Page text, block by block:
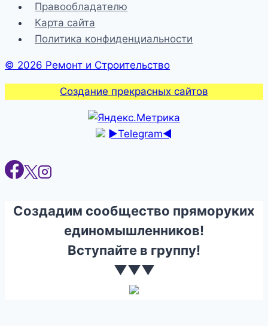
Правообладателю
Карта сайта
Политика конфиденциальности
© 2026 Ремонт и Строительство
Создание прекрасных сайтов
►Telegram◄
Создадим сообщество пряморуких
единомышленников!
Вступайте в группу!
▼▼▼